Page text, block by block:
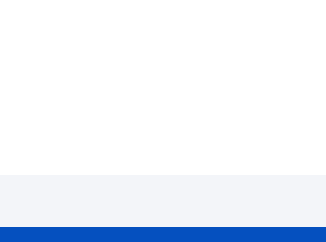
φαντασιοκοπιών τους,